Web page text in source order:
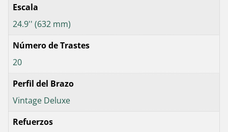
Escala
24.9'' (632 mm)
Número de Trastes
20
Perfil del Brazo
Vintage Deluxe
Refuerzos